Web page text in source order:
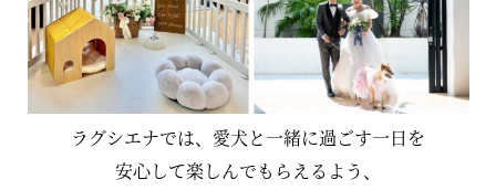
ラグシエナでは、愛犬と一緒に過ごす一日を
安心して楽しんでもらえるよう、